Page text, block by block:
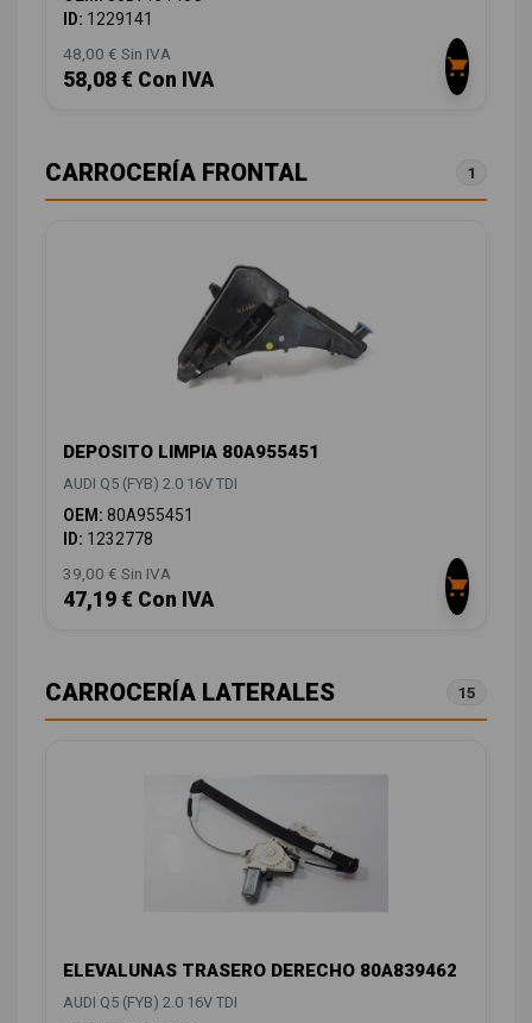
ID: 1229141
48,00 € Sin IVA
58,08 € Con IVA
CARROCERÍA FRONTAL 1
DEPOSITO LIMPIA 80A955451
AUDI Q5 (FYB) 2.0 16V TDI
OEM: 80A955451
ID: 1232778
39,00 € Sin IVA
47,19 € Con IVA
CARROCERÍA LATERALES 15
ELEVALUNAS TRASERO DERECHO 80A839462
AUDI Q5 (FYB) 2.0 16V TDI